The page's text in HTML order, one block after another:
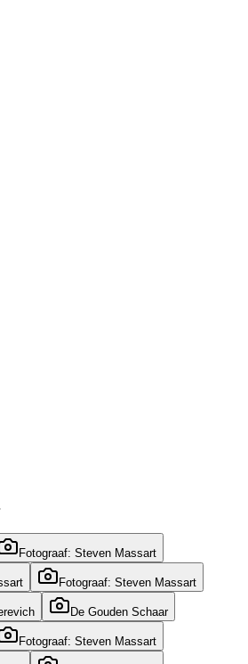
Fotograaf: Steven Massart
Fotograaf: Steven Massart
De Gouden Schaar
Fotograaf: Steven Massart